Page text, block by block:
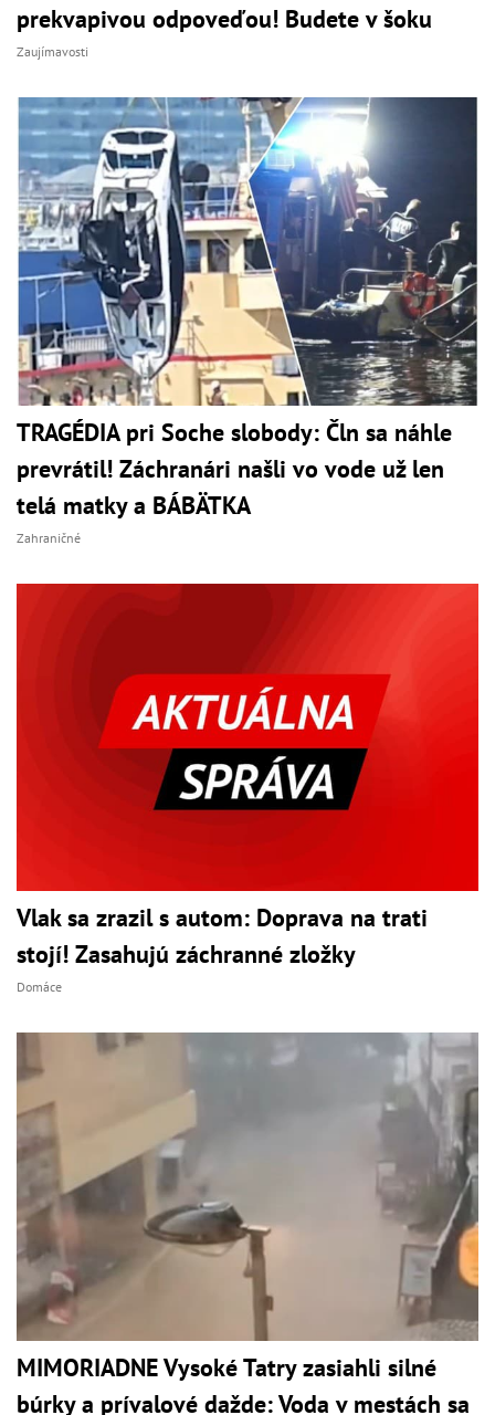
prekvapivou odpoveďou! Budete v šoku
Zaujímavosti
TRAGÉDIA pri Soche slobody: Čln sa náhle
prevrátil! Záchranári našli vo vode už len
telá matky a BÁBÄTKA
Zahraničné
Vlak sa zrazil s autom: Doprava na trati
stojí! Zasahujú záchranné zložky
Domáce
MIMORIADNE Vysoké Tatry zasiahli silné
búrky a prívalové dažde: Voda v mestách sa